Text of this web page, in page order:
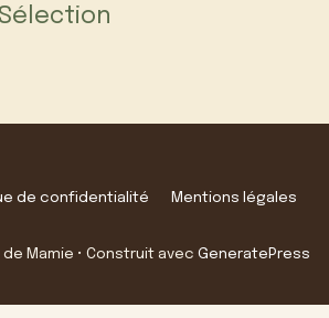
de confidentialité Mentions légales
Mamie • Construit avec GeneratePress